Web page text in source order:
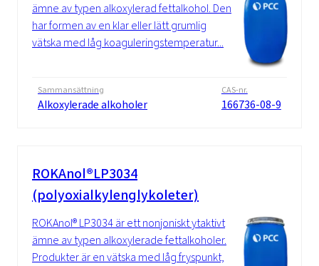
ämne av typen alkoxylerad fettalkohol. Den
har formen av en klar eller lätt grumlig
vätska med låg koaguleringstemperatur...
Sammansättning
Alkoxylerade alkoholer
CAS-nr.
166736-08-9
ROKAnol®LP3034
(polyoxialkylenglykoleter)
ROKAnol® LP3034 är ett nonjoniskt ytaktivt
ämne av typen alkoxylerade fettalkoholer.
Produkter är en vätska med låg fryspunkt,